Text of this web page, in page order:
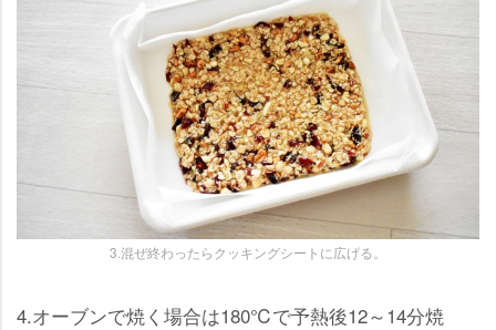
3.混ぜ終わったらクッキングシートに広げる。
4.オーブンで焼く場合は180℃で予熱後12～14分焼